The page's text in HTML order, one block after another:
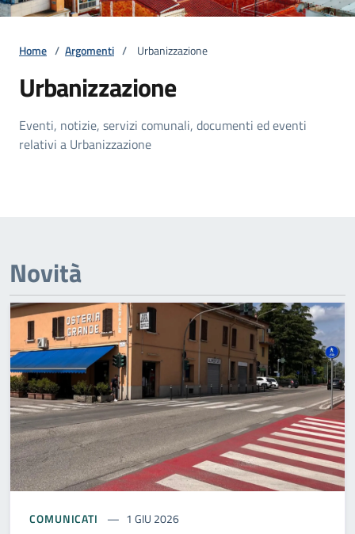
Home / Argomenti / Urbanizzazione
Urbanizzazione
Eventi, notizie, servizi comunali, documenti ed eventi
relativi a Urbanizzazione
Novità
COMUNICATI 1 GIU 2026